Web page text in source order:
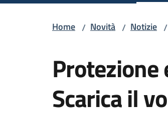
Home / Novità / Notizie /
Scarica il